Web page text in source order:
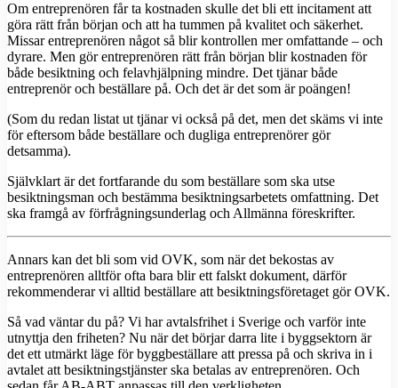
Om entreprenören får ta kostnaden skulle det bli ett incitament att
göra rätt från början och att ha tummen på kvalitet och säkerhet.
Missar entreprenören något så blir kontrollen mer omfattande – och
dyrare. Men gör entreprenören rätt från början blir kostnaden för
både besiktning och felavhjälpning mindre. Det tjänar både
entreprenör och beställare på. Och det är det som är poängen!
(Som du redan listat ut tjänar vi också på det, men det skäms vi inte
för eftersom både beställare och dugliga entreprenörer gör
detsamma).
Självklart är det fortfarande du som beställare som ska utse
besiktningsman och bestämma besiktningsarbetets omfattning. Det
ska framgå av förfrågningsunderlag och Allmänna föreskrifter.
Annars kan det bli som vid OVK, som när det bekostas av
entreprenören alltför ofta bara blir ett falskt dokument, därför
rekommenderar vi alltid beställare att besiktningsföretaget gör OVK.
Så vad väntar du på? Vi har avtalsfrihet i Sverige och varför inte
utnyttja den friheten? Nu när det börjar darra lite i byggsektorn är
det ett utmärkt läge för byggbeställare att pressa på och skriva in i
avtalet att besiktningstjänster ska betalas av entreprenören. Och